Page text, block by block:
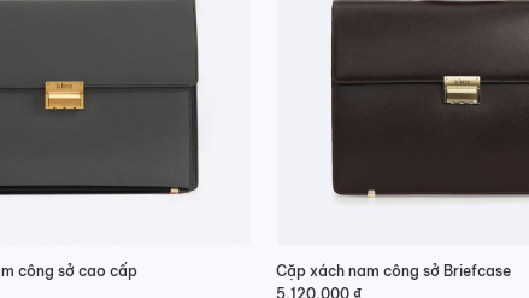
công sở cao cấp
Cặp xách nam công sở Briefcase
5,120,000 ₫